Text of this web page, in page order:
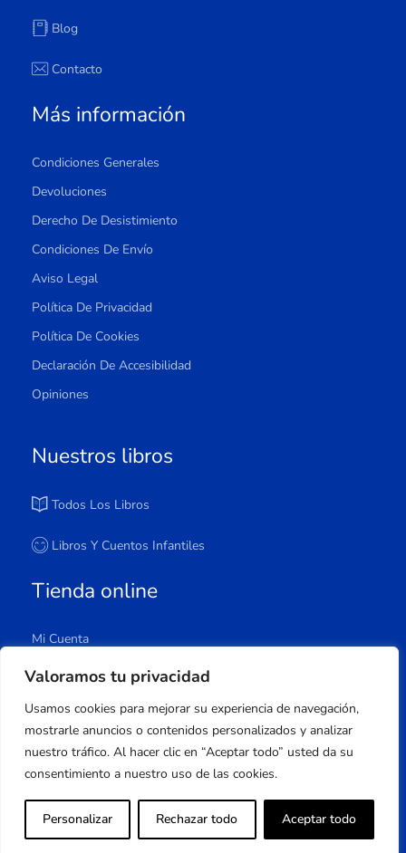
Valoramos tu privacidad
Usamos cookies para mejorar su experiencia de navegación,
mostrarle anuncios o contenidos personalizados y analizar
nuestro tráfico. Al hacer clic en “Aceptar todo” usted da su
consentimiento a nuestro uso de las cookies.
Personalizar Rechazar todo Aceptar todo
Blog
Contacto
Más información
Condiciones Generales
Devoluciones
Derecho De Desistimiento
Condiciones De Envío
Aviso Legal
Política De Privacidad
Política De Cookies
Declaración De Accesibilidad
Opiniones
Nuestros libros
Todos Los Libros
Libros Y Cuentos Infantiles
Tienda online
Mi Cuenta
Carrito
Lista De Deseos
Copyright © 2023 Apuleyo Ediciones | Desarrollo